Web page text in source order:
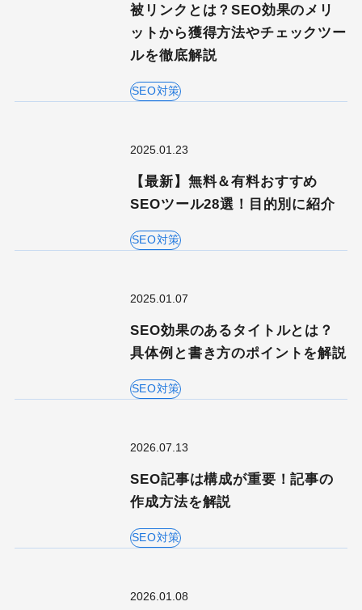
被リンクとは？SEO効果のメリ
ットから獲得方法やチェックツー
ルを徹底解説
SEO対策
2025.01.23
【最新】無料＆有料おすすめ
SEOツール28選！目的別に紹介
SEO対策
2025.01.07
SEO効果のあるタイトルとは？
具体例と書き方のポイントを解説
SEO対策
2026.07.13
SEO記事は構成が重要！記事の
作成方法を解説
SEO対策
2026.01.08